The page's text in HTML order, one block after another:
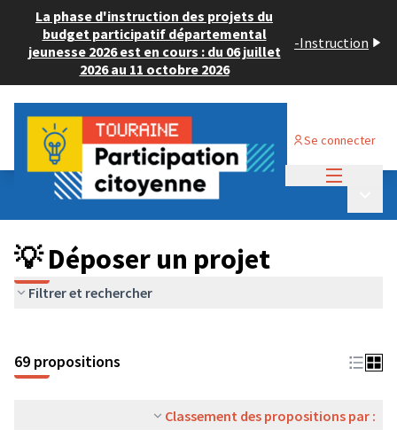
La phase d'instruction des projets du
budget participatif départemental
jeunesse 2026 est en cours : du 06 juillet
2026 au 11 octobre 2026
-Instruction
Se connecter
Budget Participatif ADULTE 2024
💡 Déposer un projet
💡 Déposer un projet
Filtrer et rechercher
69 propositions
Classement des propositions par :